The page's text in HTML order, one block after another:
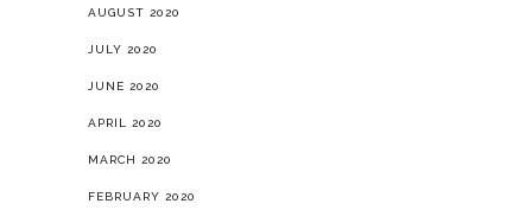
AUGUST 2020
JULY 2020
JUNE 2020
APRIL 2020
MARCH 2020
FEBRUARY 2020